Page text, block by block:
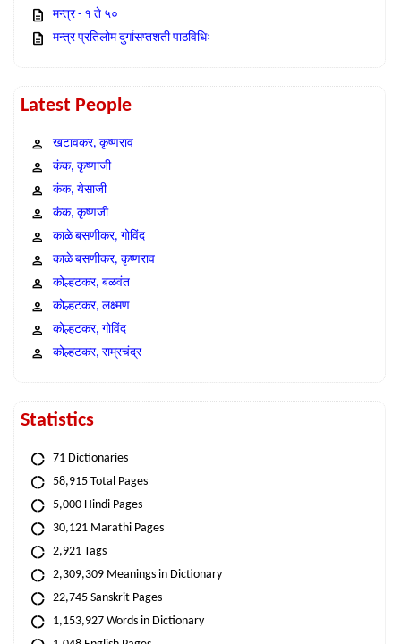
मन्त्र - १ ते ५०
मन्त्र प्रतिलोम दुर्गासप्तशती पाठविधिः
Latest People
खटावकर, कृष्णराव
कंक, कृष्णाजी
कंक, येसाजी
कंक, कृष्णजी
काळे बसणीकर, गोविंद
काळे बसणीकर, कृष्णराव
कोल्हटकर, बळवंत
कोल्हटकर, लक्ष्मण
कोल्हटकर, गोविंद
कोल्हटकर, राम्रचंद्र
Statistics
71 Dictionaries
58,915 Total Pages
5,000 Hindi Pages
30,121 Marathi Pages
2,921 Tags
2,309,309 Meanings in Dictionary
22,745 Sanskrit Pages
1,153,927 Words in Dictionary